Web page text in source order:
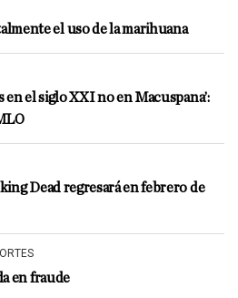
el uso de la marihuana
en el siglo XXI no en Macuspana’:
Dead regresará en febrero de
en fraude